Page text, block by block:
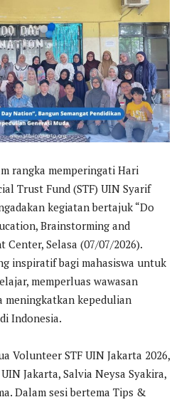
rangka memperingati Hari
Trust Fund (STF) UIN Syarif
kegiatan bertajuk “Do
Brainstorming and
Center, Selasa (07/07/2026).
inspiratif bagi mahasiswa untuk
memperluas wawasan
meningkatkan kepedulian
Indonesia.
Volunteer STF UIN Jakarta 2026,
Jakarta, Salvia Neysa Syakira,
Dalam sesi bertema Tips &